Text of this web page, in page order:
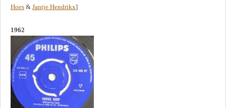
Hoes & Jantje Hendrikx]
1962